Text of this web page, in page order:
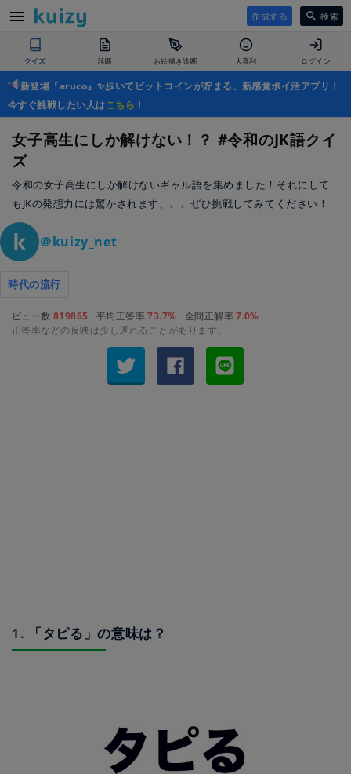
作成する 検索
クイズ 診断 お絵描き診断 大喜利 ログイン
新登場『aruco』✨歩いてビットコインが貯まる、新感覚ポイ活アプリ！
今すぐ挑戦したい人はこちら ！
女子高生にしか解けない！？ #令和のJK語クイ
ズ
令和の女子高生にしか解けないギャル語を集めました！それにして
もJKの発想力には驚かされます、、、ぜひ挑戦してみてください！
＠kuizy_net
時代の流行
ビュー数 819865 平均正答率73.7% 全問正解率7.0%
正答率などの反映は少し遅れることがあります。
1. 「タピる」の意味は？